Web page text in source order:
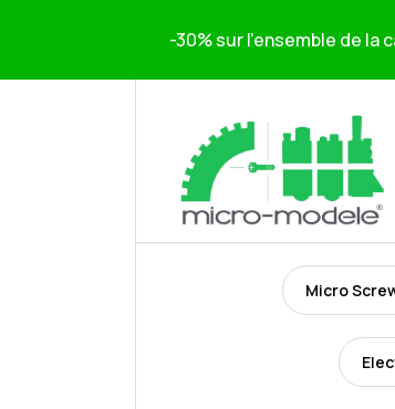
-30% sur l'ensemble de la
Micro